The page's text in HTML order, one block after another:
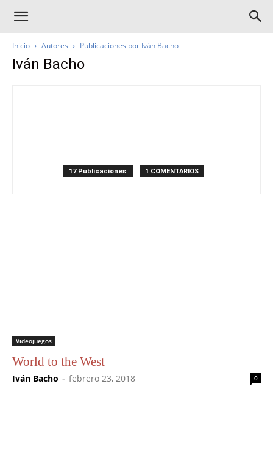
Inicio Autores Publicaciones por Iván Bacho
Iván Bacho
17 Publicaciones 1 COMENTARIOS
Videojuegos
World to the West
Iván Bacho - febrero 23, 2018 0